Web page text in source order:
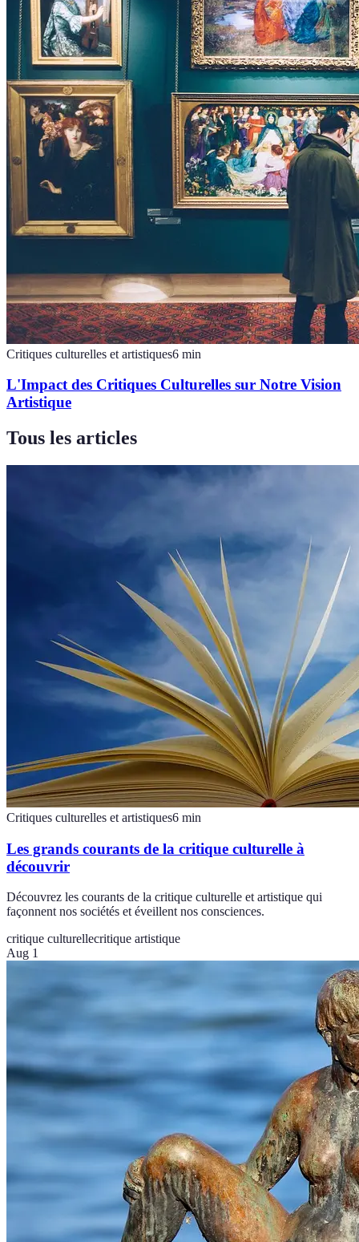
Critiques culturelles et artistiques6 min
L'Impact des Critiques Culturelles sur Notre Vision
Artistique
Tous les articles
Critiques culturelles et artistiques6 min
Les grands courants de la critique culturelle à
découvrir
Découvrez les courants de la critique culturelle et artistique qui
façonnent nos sociétés et éveillent nos consciences.
critique culturellecritique artistique
Aug 1